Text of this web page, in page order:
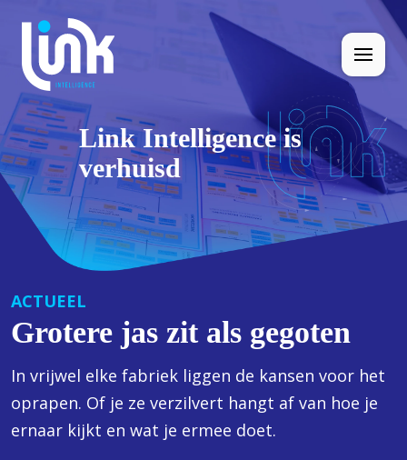
Link Intelligence is
verhuisd
ACTUEEL
Grotere jas zit als gegoten
In vrijwel elke fabriek liggen de kansen voor het
oprapen. Of je ze verzilvert hangt af van hoe je
ernaar kijkt en wat je ermee doet.